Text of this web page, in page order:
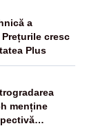
a
cresc
Plus
menține